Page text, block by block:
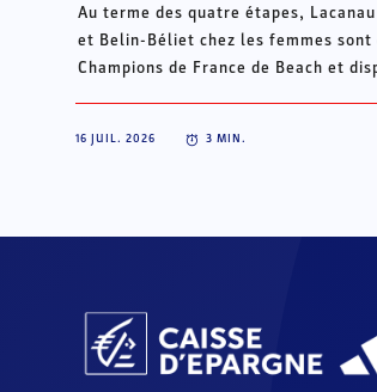
Au terme des quatre étapes,
et Belin-Béliet chez les femmes sont
Champions de France de Beach et
16 JUIL. 2026 3 MIN.